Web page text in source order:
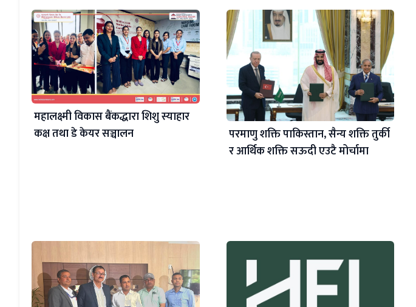
महालक्ष्मी विकास बैंकद्धारा शिशु स्याहार
कक्ष तथा डे केयर सञ्चालन
परमाणु शक्ति पाकिस्तान, सैन्य शक्ति तुर्की
र आर्थिक शक्ति सऊदी एउटै मोर्चामा